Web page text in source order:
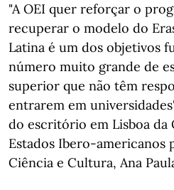
"A OEI quer reforçar o
recuperar o modelo do
Latina é um dos objetivos
número muito grande de
superior que não têm
entrarem em
do escritório em Lisboa da
Estados Ibero-americanos
Ciência e Cultura, Ana